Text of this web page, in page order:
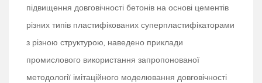
підвищення довговічності бетонів на основі цементів
різних типів пластифікованих суперпластифікаторами
з різною структурою, наведено приклади
промислового використання запропонованої
методології імітаційного моделювання довговічності